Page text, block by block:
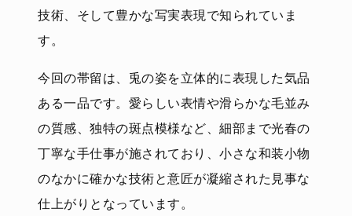
技術、そして豊かな写実表現で知られていま
す。
今回の帯留は、兎の姿を立体的に表現した気品
ある一品です。愛らしい表情や滑らかな毛並み
の質感、独特の斑点模様など、細部まで光春の
丁寧な手仕事が施されており、小さな和装小物
のなかに確かな技術と意匠が凝縮された見事な
仕上がりとなっています。